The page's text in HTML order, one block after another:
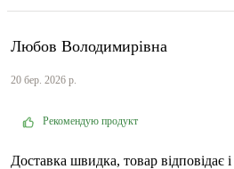
Любов Володимирівна
20 бер. 2026 р.
Рекомендую продукт
Доставка швидка, товар відповідає